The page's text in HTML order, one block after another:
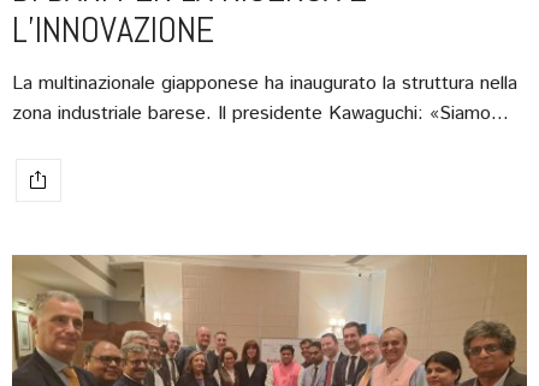
L’INNOVAZIONE
La multinazionale giapponese ha inaugurato la struttura nella
zona industriale barese. Il presidente Kawaguchi: «Siamo…